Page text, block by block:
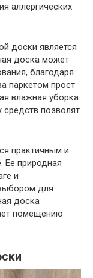
аллергических
доски является
доска может
благодаря
паркетом прост
влажная уборка
позволят
практичным и
Ее природная
и
для
доска
помещению